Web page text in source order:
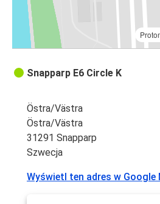
Snapparp E6 Circle K
Östra/Västra
Östra/Västra
31291 Snapparp
Szwecja
Wyświetl ten adres w Google